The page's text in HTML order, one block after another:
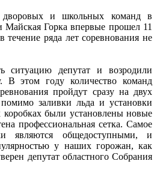
и школьных команд в
Майская Горка впервые прошел 11
ряда лет соревнования не
депутат и возродили
В этом году количество команд
пройдут сразу на двух
заливки льда и установки
были установлены новые
профессиональная сетка. Самое
являются общедоступными, и
у наших горожан, как
депутат областного Собрания